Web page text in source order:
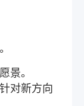
景。
对新方向